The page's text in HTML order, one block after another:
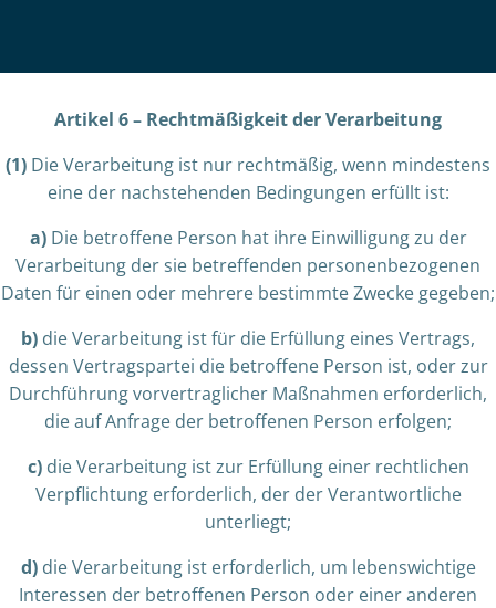
Artikel 6 – Rechtmäßigkeit der Verarbeitung
(1) Die Verarbeitung ist nur rechtmäßig, wenn mindestens
eine der nachstehenden Bedingungen erfüllt ist:
a)Die betroffene Person hat ihre Einwilligung zu der
Verarbeitung der sie betreffenden personenbezogenen
Daten für einen oder mehrere bestimmte Zwecke gegeben;
b) die Verarbeitung ist für die Erfüllung eines Vertrags,
dessen Vertragspartei die betroffene Person ist, oder zur
Durchführung vorvertraglicher Maßnahmen erforderlich,
die auf Anfrage der betroffenen Person erfolgen;
c)die Verarbeitung ist zur Erfüllung einer rechtlichen
Verpflichtung erforderlich, der der Verantwortliche
unterliegt;
d)die Verarbeitung ist erforderlich, um lebenswichtige
Interessen der betroffenen Person oder einer anderen